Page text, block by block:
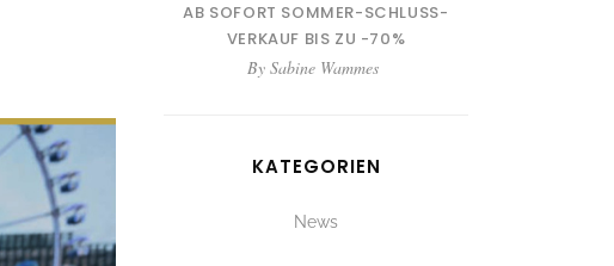
AB SOFORT SOMMER-SCHLUSS-
VERKAUF BIS ZU -70%
By Sabine Wammes
KATEGORIEN
News